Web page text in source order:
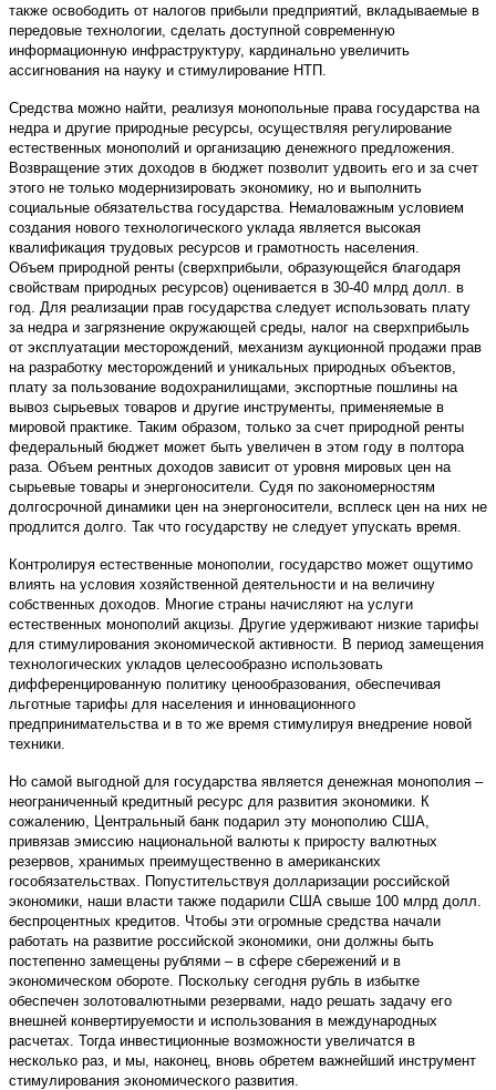
также освободить от налогов прибыли предприятий, вкладываемые в
передовые технологии, сделать доступной современную
информационную инфраструктуру, кардинально увеличить
ассигнования на науку и стимулирование НТП.
Средства можно найти, реализуя монопольные права государства на
недра и другие природные ресурсы, осуществляя регулирование
естественных монополий и организацию денежного предложения.
Возвращение этих доходов в бюджет позволит удвоить его и за счет
этого не только модернизировать экономику, но и выполнить
социальные обязательства государства. Немаловажным условием
создания нового технологического уклада является высокая
квалификация трудовых ресурсов и грамотность населения.
Объем природной ренты (сверхприбыли, образующейся благодаря
свойствам природных ресурсов) оценивается в 30-40 млрд долл. в
год. Для реализации прав государства следует использовать плату
за недра и загрязнение окружающей среды, налог на сверхприбыль
от эксплуатации месторождений, механизм аукционной продажи прав
на разработку месторождений и уникальных природных объектов,
плату за пользование водохранилищами, экспортные пошлины на
вывоз сырьевых товаров и другие инструменты, применяемые в
мировой практике. Таким образом, только за счет природной ренты
федеральный бюджет может быть увеличен в этом году в полтора
раза. Объем рентных доходов зависит от уровня мировых цен на
сырьевые товары и энергоносители. Судя по закономерностям
долгосрочной динамики цен на энергоносители, всплеск цен на них не
продлится долго. Так что государству не следует упускать время.
Контролируя естественные монополии, государство может ощутимо
влиять на условия хозяйственной деятельности и на величину
собственных доходов. Многие страны начисляют на услуги
естественных монополий акцизы. Другие удерживают низкие тарифы
для стимулирования экономической активности. В период замещения
технологических укладов целесообразно использовать
дифференцированную политику ценообразования, обеспечивая
льготные тарифы для населения и инновационного
предпринимательства и в то же время стимулируя внедрение новой
техники.
Но самой выгодной для государства является денежная монополия –
неограниченный кредитный ресурс для развития экономики. К
сожалению, Центральный банк подарил эту монополию США,
привязав эмиссию национальной валюты к приросту валютных
резервов, хранимых преимущественно в американских
гособязательствах. Попустительствуя долларизации российской
экономики, наши власти также подарили США свыше 100 млрд долл.
беспроцентных кредитов. Чтобы эти огромные средства начали
работать на развитие российской экономики, они должны быть
постепенно замещены рублями – в сфере сбережений и в
экономическом обороте. Поскольку сегодня рубль в избытке
обеспечен золотовалютными резервами, надо решать задачу его
внешней конвертируемости и использования в международных
расчетах. Тогда инвестиционные возможности увеличатся в
несколько раз, и мы, наконец, вновь обретем важнейший инструмент
стимулирования экономического развития.